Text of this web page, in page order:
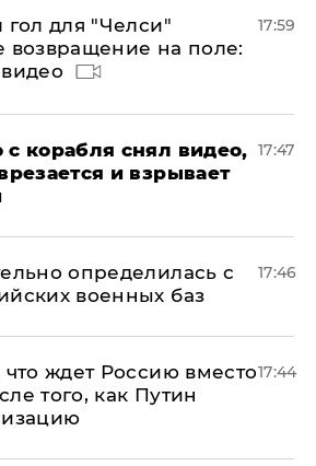
гол для "Челси"
возвращение на поле:
17:59
корабля снял видео,
и взрывает
17:47
определилась с
военных баз
17:46
ждет Россию вместо
того, как Путин
17:44